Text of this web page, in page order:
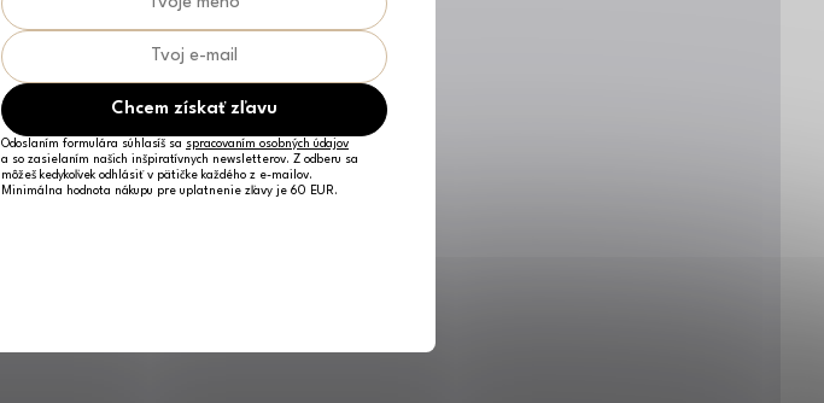
Chcem získať zľavu
Odoslaním formulára súhlasíš sa spracovaním osobných údajov
a so zasielaním našich inšpiratívnych newsletterov. Z odberu sa
môžeš kedykoľvek odhlásiť v pätičke každého z e-mailov.
Minimálna hodnota nákupu pre uplatnenie zľavy je 60 EUR.